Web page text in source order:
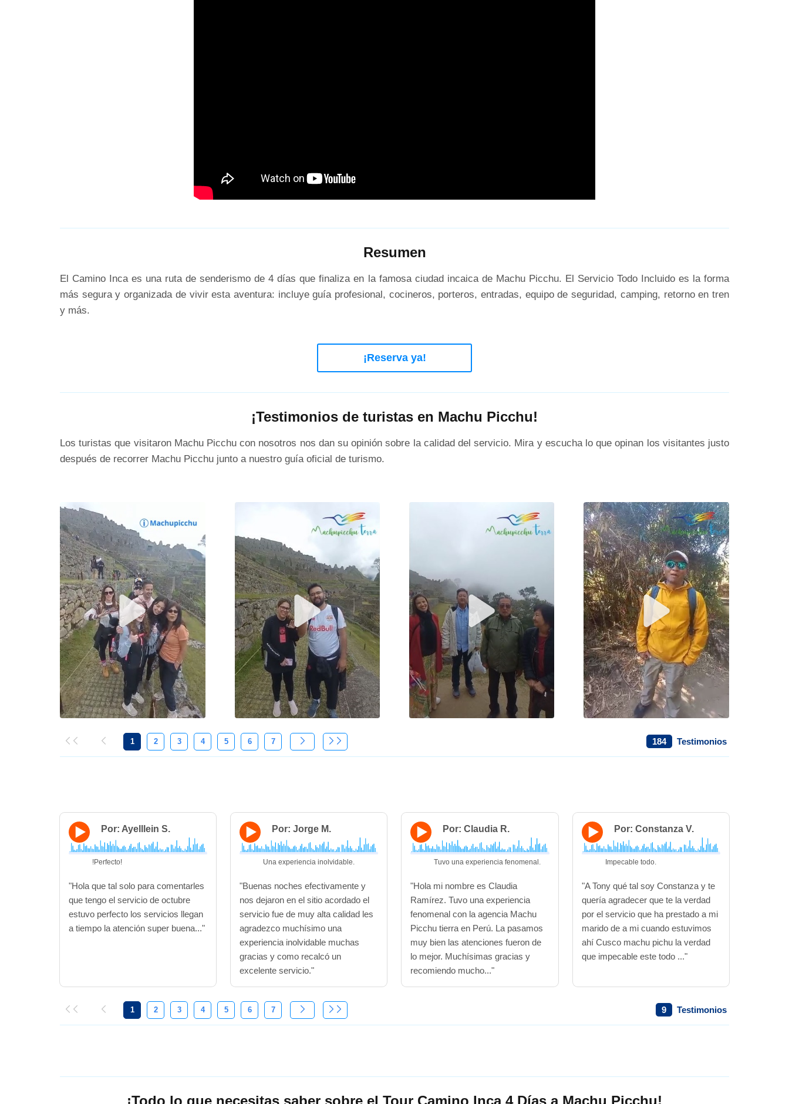
Resumen
El Camino Inca es una ruta de senderismo de 4 días que finaliza en la famosa ciudad incaica de Machu Picchu. El Servicio Todo Incluido es la forma
más segura y organizada de vivir esta aventura: incluye guía profesional, cocineros, porteros, entradas, equipo de seguridad, camping, retorno en tren
y más.
¡Reserva ya!
¡Testimonios de turistas en Machu Picchu!
Los turistas que visitaron Machu Picchu con nosotros nos dan su opinión sobre la calidad del servicio. Mira y escucha lo que opinan los visitantes justo
después de recorrer Machu Picchu junto a nuestro guía oficial de turismo.
1 2 3 4 5 6 7 184 Testimonios
Por: Ayelllein S.
!Perfecto!
"Hola que tal solo para comentarles
que tengo el servicio de octubre
estuvo perfecto los servicios llegan
a tiempo la atención super buena..."
Por: Jorge M.
Una experiencia inolvidable.
"Buenas noches efectivamente y
nos dejaron en el sitio acordado el
servicio fue de muy alta calidad les
agradezco muchísimo una
experiencia inolvidable muchas
gracias y como recalcó un
excelente servicio."
Por: Claudia R.
Tuvo una experiencia fenomenal.
"Hola mi nombre es Claudia
Ramírez. Tuvo una experiencia
fenomenal con la agencia Machu
Picchu tierra en Perú. La pasamos
muy bien las atenciones fueron de
lo mejor. Muchísimas gracias y
recomiendo mucho..."
Por: Constanza V.
Impecable todo.
"A Tony qué tal soy Constanza y te
quería agradecer que te la verdad
por el servicio que ha prestado a mi
marido de a mi cuando estuvimos
ahí Cusco machu pichu la verdad
que impecable este todo ..."
1 2 3 4 5 6 7 9 Testimonios
¡Todo lo que necesitas saber sobre el Tour Camino Inca 4 Días a Machu Picchu!